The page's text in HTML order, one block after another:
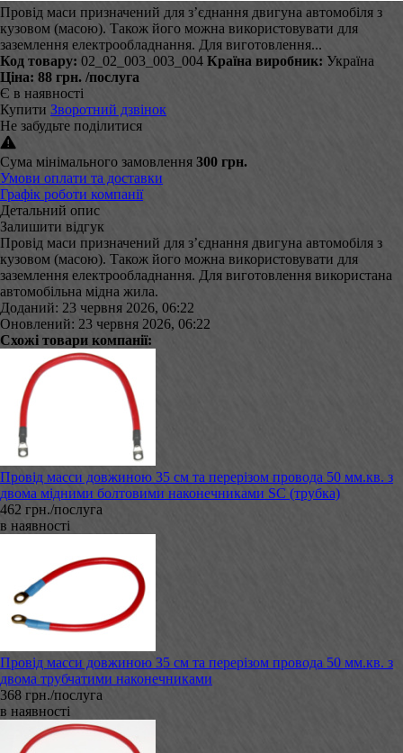
Провід маси призначений для з’єднання двигуна автомобіля з
кузовом (масою). Також його можна використовувати для
заземлення електрообладнання. Для виготовлення...
Код товару: 02_02_003_003_004 Країна виробник: Україна
Ціна: 88 грн. /послуга
Є в наявності
Купити Зворотний дзвінок
Не забудьте поділитися
Сума мінімального замовлення 300 грн.
Умови оплати та доставки
Графік роботи компанії
Детальний опис
Залишити відгук
Провід маси призначений для з’єднання двигуна автомобіля з
кузовом (масою). Також його можна використовувати для
заземлення електрообладнання. Для виготовлення використана
автомобільна мідна жила.
Доданий: 23 червня 2026, 06:22
Оновлений: 23 червня 2026, 06:22
Схожі товари компанії:
Провід масси довжиною 35 см та перерізом провода 50 мм.кв. з
двома мідними болтовими наконечниками SC (трубка)
462 грн./послуга
в наявності
Провід масси довжиною 35 см та перерізом провода 50 мм.кв. з
двома трубчатими наконечниками
368 грн./послуга
в наявності